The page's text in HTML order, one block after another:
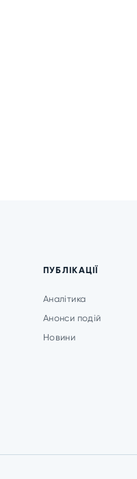
ПУБЛІКАЦІЇ
Аналітика
Анонси подій
Новини